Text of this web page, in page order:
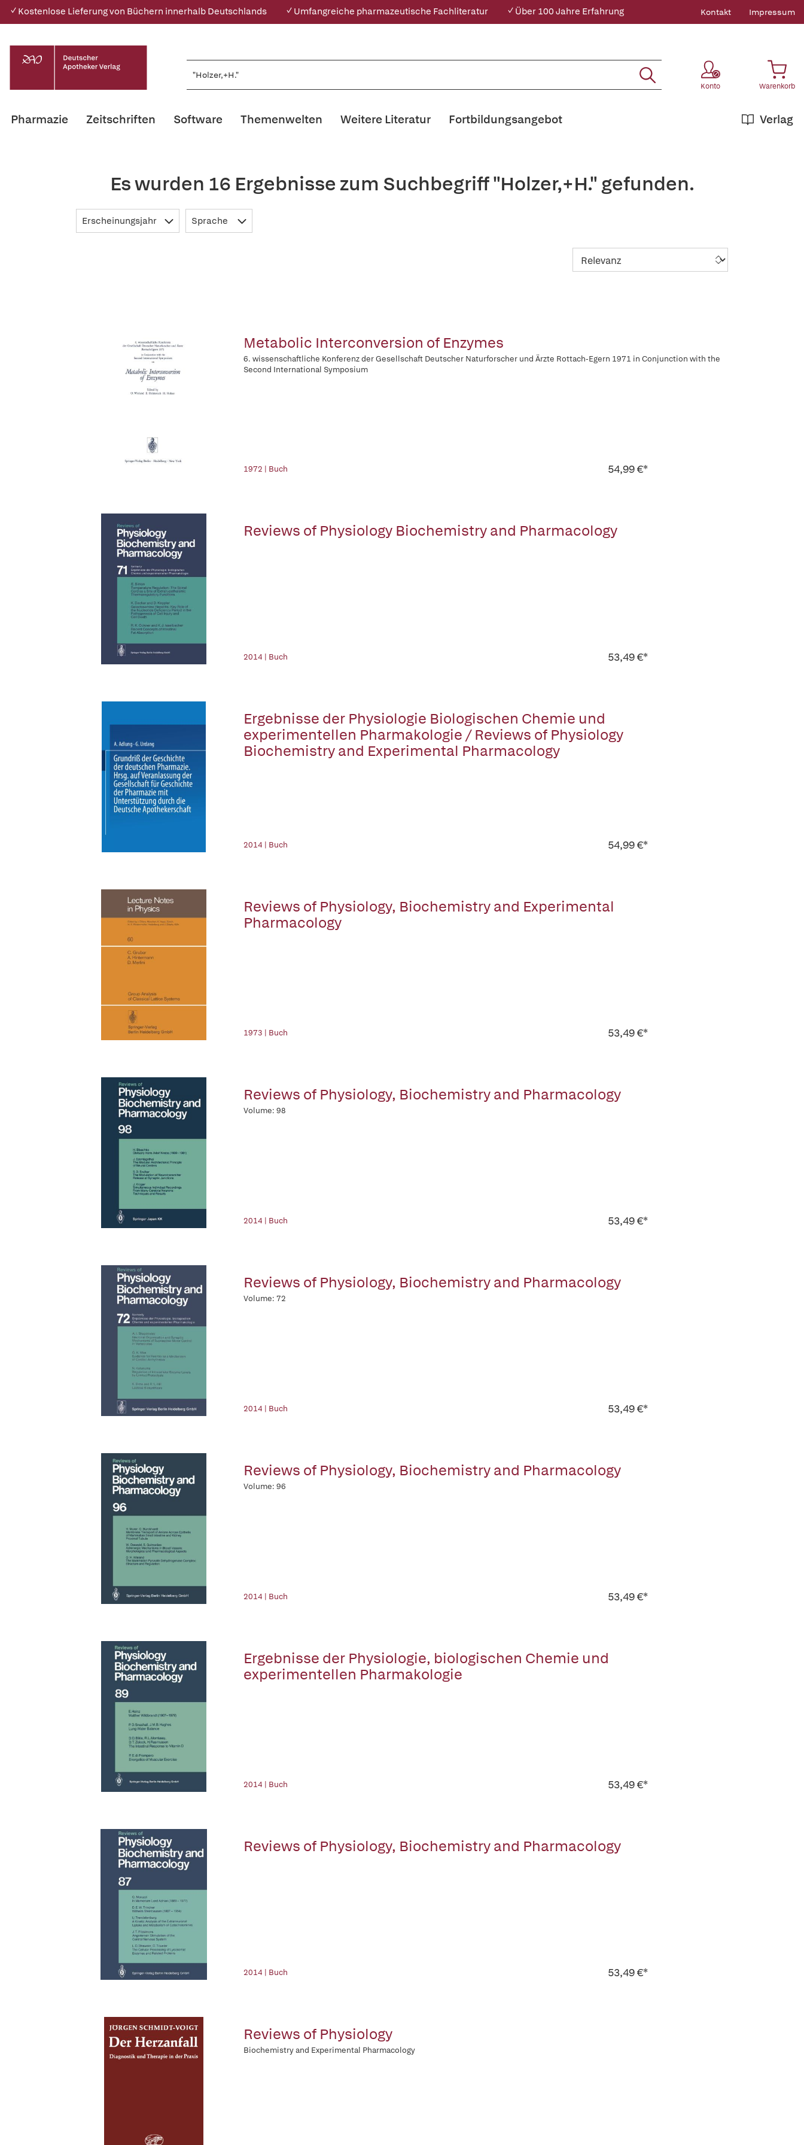
✓ Kostenlose Lieferung von Büchern innerhalb Deutschlands ✓ Umfangreiche pharmazeutische Fachliteratur ✓ Über 100 Jahre Erfahrung Kontakt Impressum
Konto Warenkorb
Pharmazie Zeitschriften Software Themenwelten Weitere Literatur Verlag
Fortbildungsangebot
Es wurden 16 Ergebnisse zum Suchbegriff "Holzer,+H." gefunden.
Erscheinungsjahr Sprache
Metabolic Interconversion of Enzymes
6. wissenschaftliche Konferenz der Gesellschaft Deutscher Naturforscher und Ärzte Rottach-Egern 1971 in Conjunction with the
Second International Symposium
1972 | Buch 54,99 €*
Reviews of Physiology Biochemistry and Pharmacology
2014 | Buch 53,49 €*
Ergebnisse der Physiologie Biologischen Chemie und
experimentellen Pharmakologie / Reviews of Physiology
Biochemistry and Experimental Pharmacology
2014 | Buch 54,99 €*
Reviews of Physiology, Biochemistry and Experimental
Pharmacology
1973 | Buch 53,49 €*
Reviews of Physiology, Biochemistry and Pharmacology
Volume: 98
2014 | Buch 53,49 €*
Reviews of Physiology, Biochemistry and Pharmacology
Volume: 72
2014 | Buch 53,49 €*
Reviews of Physiology, Biochemistry and Pharmacology
Volume: 96
2014 | Buch 53,49 €*
Ergebnisse der Physiologie, biologischen Chemie und
experimentellen Pharmakologie
2014 | Buch 53,49 €*
Reviews of Physiology, Biochemistry and Pharmacology
2014 | Buch 53,49 €*
Reviews of Physiology
Biochemistry and Experimental Pharmacology